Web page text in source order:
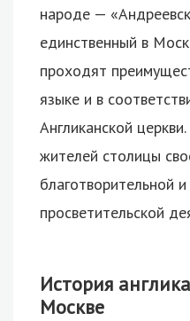
народе —
единственный в
проходят
языке и в
Англиканской церкви.
жителей столицы
благотворительной и
просветительской
История
Москве